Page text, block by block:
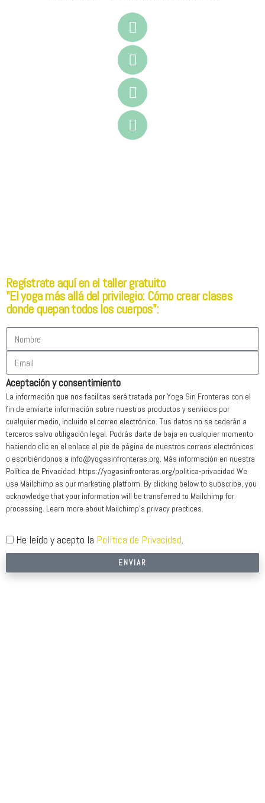
Regístrate aquí en el taller gratuito
"El yoga más allá del privilegio: Cómo crear clases
donde quepan todos los cuerpos":
Aceptación y consentimiento
La información que nos facilitas será tratada por Yoga Sin Fronteras con el
fin de enviarte información sobre nuestros productos y servicios por
cualquier medio, incluido el correo electrónico. Tus datos no se cederán a
terceros salvo obligación legal. Podrás darte de baja en cualquier momento
haciendo clic en el enlace al pie de página de nuestros correos electrónicos
o escribiéndonos a info@yogasinfronteras.org. Más información en nuestra
Política de Privacidad: https://yogasinfronteras.org/politica-privacidad We
use Mailchimp as our marketing platform. By clicking below to subscribe, you
acknowledge that your information will be transferred to Mailchimp for
processing. Learn more about Mailchimp's privacy practices.
He leído y acepto la Política de Privacidad.
ENVIAR